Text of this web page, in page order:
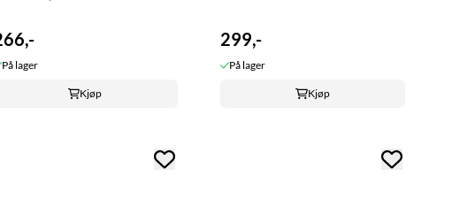
På lager
Kjøp
299,-
På lager
Kjøp